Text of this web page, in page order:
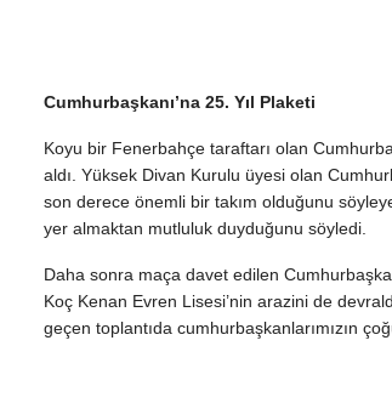
Cumhurbaşkanı’na 25. Yıl Plaketi
Koyu bir Fenerbahçe taraftarı olan
aldı. Yüksek Divan Kurulu üyesi olan
son derece önemli bir takım olduğunu
yer almaktan mutluluk duyduğunu söyledi.
Daha sonra maça davet edilen
Koç Kenan Evren Lisesi’nin arazini de
geçen toplantıda cumhurbaşkanlarımızın